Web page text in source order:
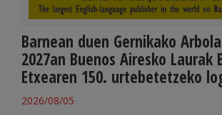
Barnean duen Gernikako
2027an Buenos Airesko Laurak
Etxearen 150. urtebetetzeko
2026/08/05